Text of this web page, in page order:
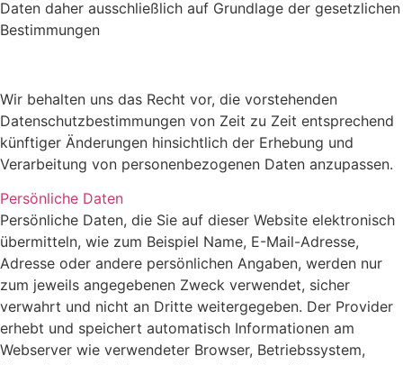
Daten daher ausschließlich auf Grundlage der gesetzlichen
Bestimmungen
Wir behalten uns das Recht vor, die vorstehenden
Datenschutzbestimmungen von Zeit zu Zeit entsprechend
künftiger Änderungen hinsichtlich der Erhebung und
Verarbeitung von personenbezogenen Daten anzupassen.
Persönliche Daten
Persönliche Daten, die Sie auf dieser Website elektronisch
übermitteln, wie zum Beispiel Name, E-Mail-Adresse,
Adresse oder andere persönlichen Angaben, werden nur
zum jeweils angegebenen Zweck verwendet, sicher
verwahrt und nicht an Dritte weitergegeben. Der Provider
erhebt und speichert automatisch Informationen am
Webserver wie verwendeter Browser, Betriebssystem,